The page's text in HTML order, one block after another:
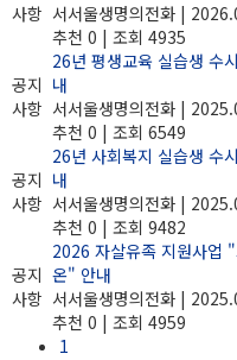
사항 서서울생명의전화 |
추천 0 | 조회 4935
공지
사항
26년 평생교육 실습생 수
내
서서울생명의전화 |
추천 0 | 조회 6549
공지
사항
26년 사회복지 실습생 수
내
서서울생명의전화 |
추천 0 | 조회 9482
공지
사항
2026 자살유족 지원사업
온" 안내
서서울생명의전화 |
추천 0 | 조회 4959
1